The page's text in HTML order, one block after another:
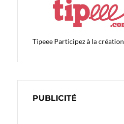
Tipeee Participez à la création
PUBLICITÉ